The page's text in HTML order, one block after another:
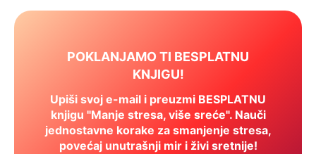
POKLANJAMO TI BESPLATNU
KNJIGU!
Upiši svoj e-mail i preuzmi BESPLATNU
knjigu "Manje stresa, više sreće". Nauči
jednostavne korake za smanjenje stresa,
povećaj unutrašnji mir i živi sretnije!